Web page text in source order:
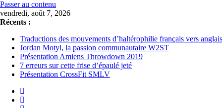
Passer au contenu
vendredi, août 7, 2026
Récents :
Traductions des mouvements d’haltérophilie français vers anglais
Jordan Motyl, la passion communautaire W2ST
Présentation Amiens Throwdown 2019
7 erreurs sur cette frise d’épaulé jeté
Présentation CrossFit SMLV